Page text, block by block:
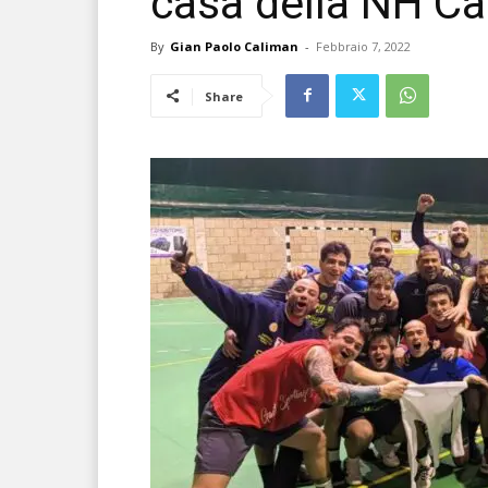
By Gian Paolo Caliman - Febbraio 7, 2022
Share